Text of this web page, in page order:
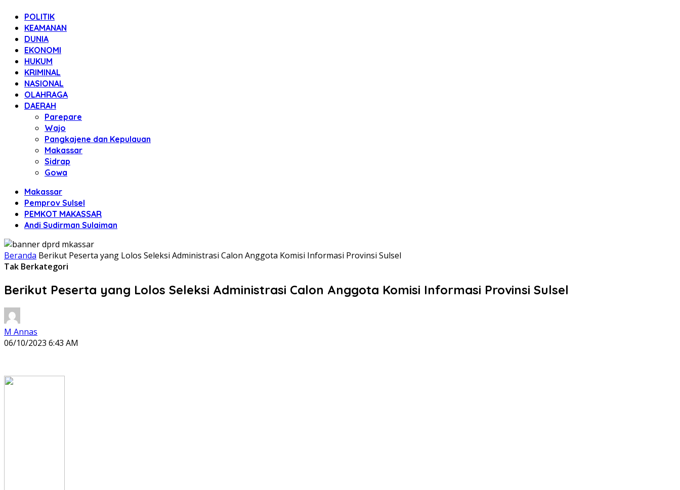
POLITIK
KEAMANAN
DUNIA
EKONOMI
HUKUM
KRIMINAL
NASIONAL
OLAHRAGA
DAERAH
Parepare
Wajo
Pangkajene dan Kepulauan
Makassar
Sidrap
Gowa
Makassar
Pemprov Sulsel
PEMKOT MAKASSAR
Andi Sudirman Sulaiman
Beranda Berikut Peserta yang Lolos Seleksi Administrasi Calon Anggota Komisi Informasi Provinsi Sulsel
Tak Berkategori
Berikut Peserta yang Lolos Seleksi Administrasi Calon Anggota Komisi Informasi Provinsi Sulsel
M Annas
06/10/2023 6:43 AM